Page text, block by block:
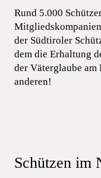
Rund 5.000
der Südtiroler
dem die Erhaltung
der Väterglaube am
anderen!
Schützen im